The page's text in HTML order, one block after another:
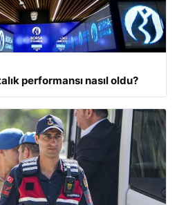
performansı nasıl oldu?